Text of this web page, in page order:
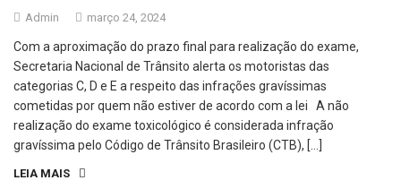
Admin março 24, 2024
Com a aproximação do prazo final para realização do exame,
Secretaria Nacional de Trânsito alerta os motoristas das
categorias C, D e E a respeito das infrações gravíssimas
cometidas por quem não estiver de acordo com a lei A não
realização do exame toxicológico é considerada infração
gravíssima pelo Código de Trânsito Brasileiro (CTB), […]
LEIA MAIS